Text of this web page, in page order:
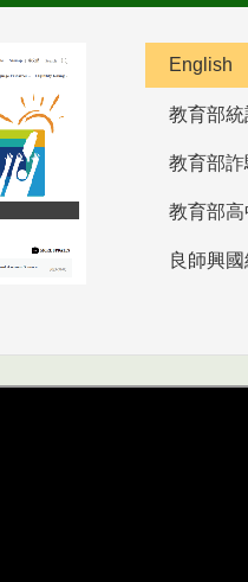
English
教育部
教育部
良師興國